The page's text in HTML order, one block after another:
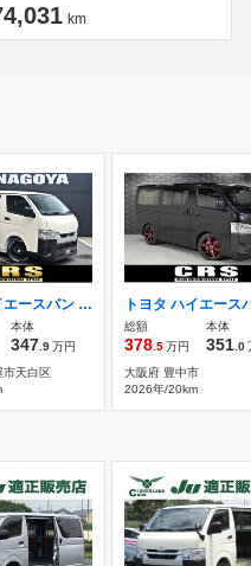
km
トヨタ ハイエースバン 2.0 DX ロング 新車未登録/クリアランスソナー/両側スライ
本体
347 .9万円
市天白区
総額
378 .5万円
本体
351 .0
大阪府 豊中市
2026年/20km